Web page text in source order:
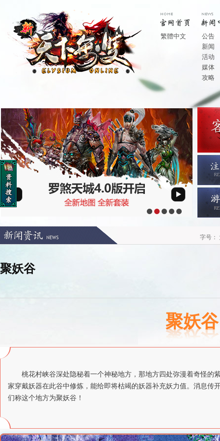
繁體中文
公告
新闻
活动
媒体
攻略
字号：
聚妖谷
聚妖谷
桃花村峡谷深处隐秘着一个神秘地方，那地方四处弥漫着奇怪的
家穿戴妖器在此谷中修炼，能给即将枯竭的妖器补充妖力值。消息传
们称这个地方为聚妖谷！